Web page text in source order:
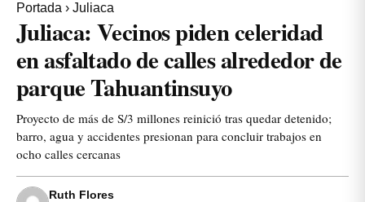
Portada › Juliaca
Juliaca: Vecinos piden celeridad
en asfaltado de calles alrededor de
parque Tahuantinsuyo
Proyecto de más de S/3 millones reinició tras quedar detenido;
barro, agua y accidentes presionan para concluir trabajos en
ocho calles cercanas
Ruth Flores